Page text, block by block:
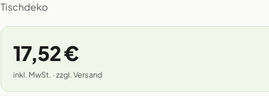
Tischdeko
17,52 €
inkl. MwSt. · zzgl. Versand